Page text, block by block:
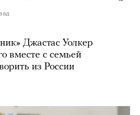
Джастас Уолкер
вместе с семьей
из России